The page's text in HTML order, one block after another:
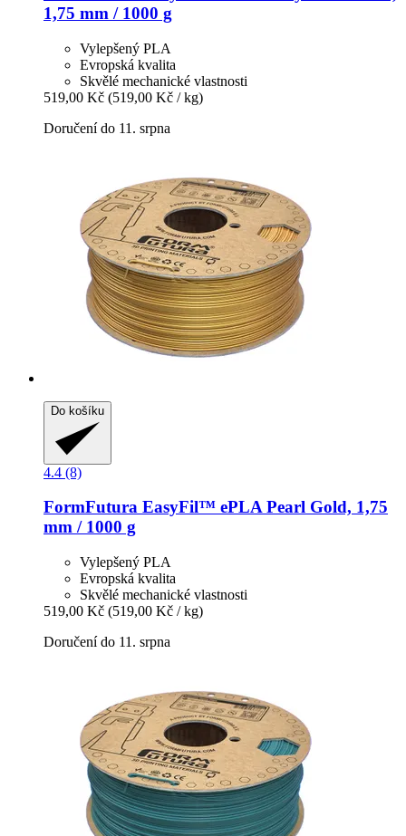
1,75 mm / 1000 g
Vylepšený PLA
Evropská kvalita
Skvělé mechanické vlastnosti
519,00 Kč (519,00 Kč / kg)
Doručení do 11. srpna
Do košíku
4.4 (8)
FormFutura EasyFil™ ePLA Pearl Gold, 1,75
mm / 1000 g
Vylepšený PLA
Evropská kvalita
Skvělé mechanické vlastnosti
519,00 Kč (519,00 Kč / kg)
Doručení do 11. srpna